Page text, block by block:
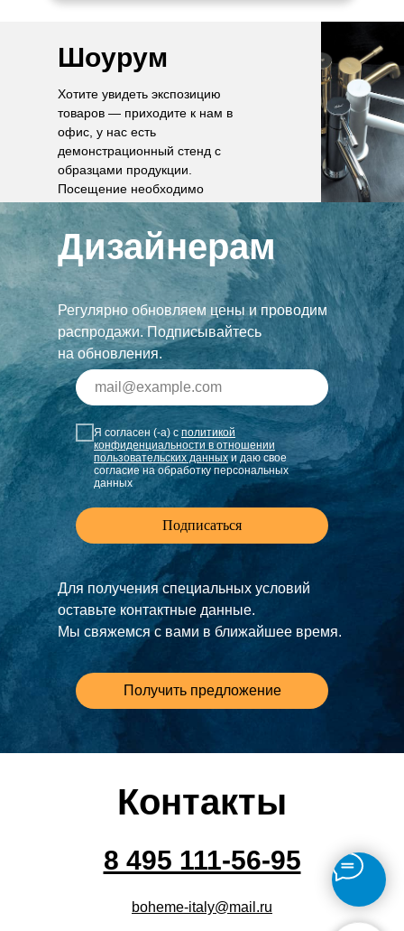
Шоурум
Хотите увидеть экспозицию
товаров — приходите к нам в
офис, у нас есть
демонстрационный стенд с
образцами продукции.
Посещение необходимо
согласовать по телефону.
Дизайнерам
Регулярно обновляем цены и проводим
распродажи. Подписывайтесь
на обновления.
Я согласен (-а) с политикой
конфиденциальности в отношении
пользовательских данныхи даю свое
согласие на обработку персональных
данных
Подписаться
Для получения специальных условий
оставьте контактные данные.
Мы свяжемся с вами в ближайшее время.
Получить предложение
Контакты
8 495 111-56-95
boheme-italy@mail.ru